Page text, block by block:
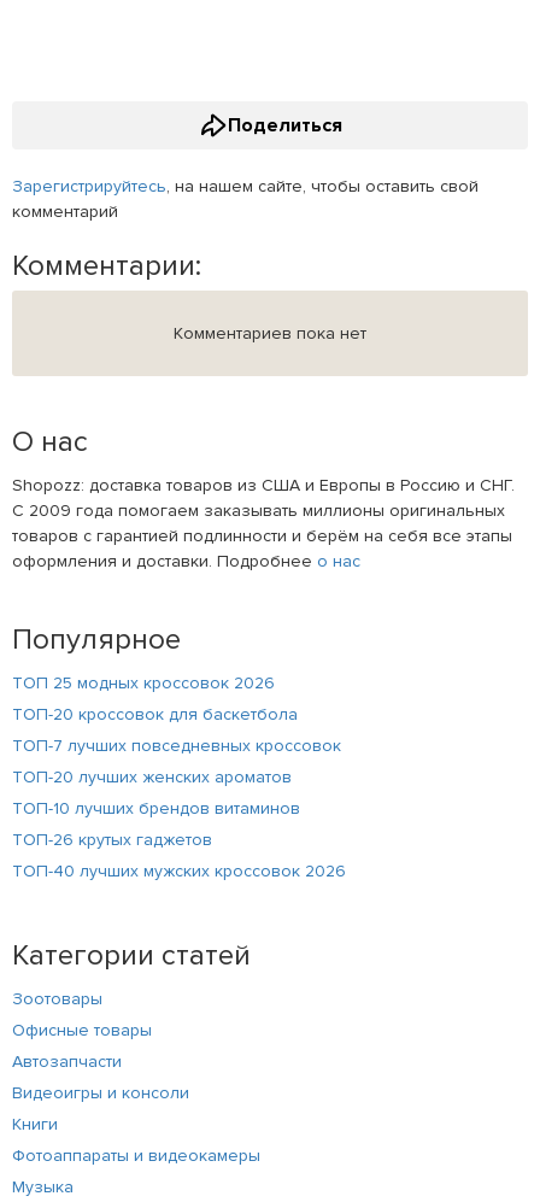
Поделиться
Зарегистрируйтесь, на нашем сайте, чтобы оставить свой
комментарий
Комментарии:
Комментариев пока нет
О нас
Shopozz: доставка товаров из США и Европы в Россию и СНГ.
С 2009 года помогаем заказывать миллионы оригинальных
товаров с гарантией подлинности и берём на себя все этапы
оформления и доставки. Подробнее о нас
Популярное
ТОП 25 модных кроссовок 2026
ТОП-20 кроссовок для баскетбола
ТОП-7 лучших повседневных кроссовок
ТОП-20 лучших женских ароматов
ТОП-10 лучших брендов витаминов
ТОП-26 крутых гаджетов
ТОП-40 лучших мужских кроссовок 2026
Категории статей
Зоотовары
Офисные товары
Автозапчасти
Видеоигры и консоли
Книги
Фотоаппараты и видеокамеры
Музыка